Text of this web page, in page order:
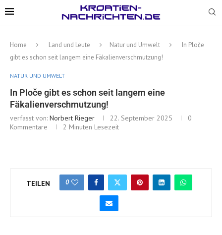
Home Land und Leute Natur und Umwelt
In Ploče
gibt es schon seit langem eine Fäkalienverschmutzung!
NATUR UND UMWELT
In Ploče gibt es schon seit langem eine
Fäkalienverschmutzung!
verfasst von: Norbert Rieger 22. September 2025
0
Kommentare
2 Minuten Lesezeit
TEILEN 0